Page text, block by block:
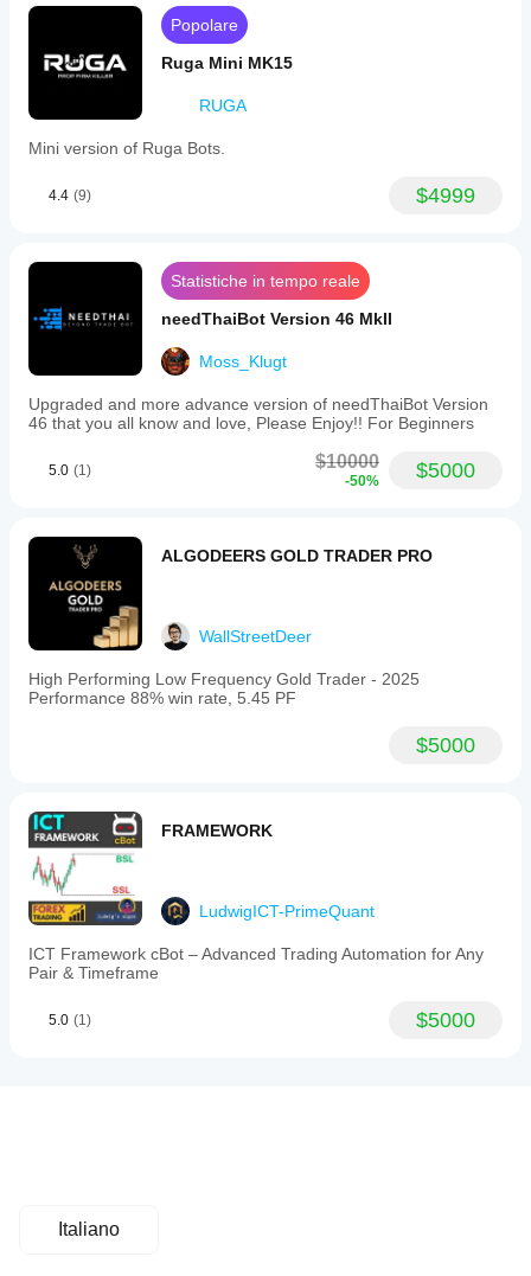
precision
reduce
noise.
include
AI
learning
future
risk
management
lot
capped
at
maximum
daily
limits,
and
customizable
parameters
such
as
target,
time
windows,
and
trailing
settings.
The
bot
been
backtested
a
contesti
reali.
Popolare
Ruga Mini MK15
RUGA
Mini version of Ruga Bots.
4.4 (9) $4999
Statistiche in tempo reale
needThaiBot Version 46 MkII
Moss_Klugt
Upgraded and more advance version of needThaiBot Version
46 that you all know and love, Please Enjoy!! For Beginners
5.0 (1) $10000
-50% $5000
ALGODEERS GOLD TRADER PRO
WallStreetDeer
High Performing Low Frequency Gold Trader - 2025
Performance 88% win rate, 5.45 PF
$5000
FRAMEWORK
LudwigICT-PrimeQuant
ICT Framework cBot – Advanced Trading Automation for Any
Pair & Timeframe
5.0 (1) $5000
Italiano